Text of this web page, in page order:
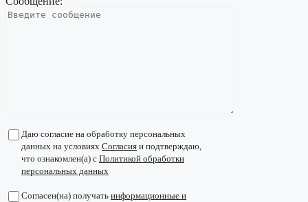
Даю согласие на обработку персональных
данных на условиях Согласия и подтверждаю,
что ознакомлен(а) с Политикой обработки
персональных данных
Согласен(на) получать информационные и